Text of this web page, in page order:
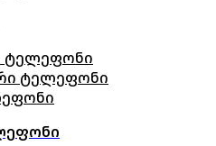
ტელეფონი
ტელეფონი